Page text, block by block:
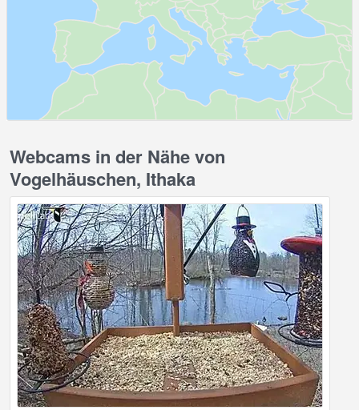
Webcams in der Nähe von
Vogelhäuschen, Ithaka